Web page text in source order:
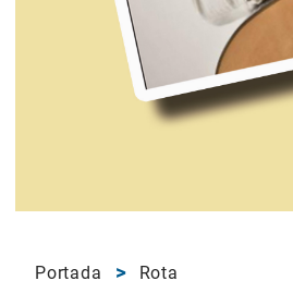
Portada Rota